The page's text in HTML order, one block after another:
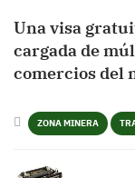
Una visa
cargada de
comercios del
ZONA MINERA